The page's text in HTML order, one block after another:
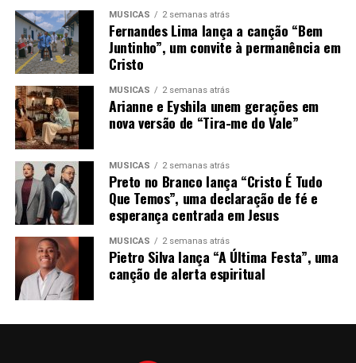
MÚSICAS 2 semanas atrás
Fernandes Lima lança a canção “Bem
Juntinho”, um convite à permanência em
Cristo
MÚSICAS 2 semanas atrás
Arianne e Eyshila unem gerações em
nova versão de “Tira-me do Vale”
MÚSICAS 2 semanas atrás
Preto no Branco lança “Cristo É Tudo
Que Temos”, uma declaração de fé e
esperança centrada em Jesus
MÚSICAS 2 semanas atrás
Pietro Silva lança “A Última Festa”, uma
canção de alerta espiritual